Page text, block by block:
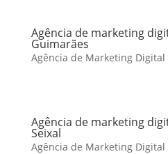
Agência de marketing
Guimarães
Agência de Marketing Digital
Agência de marketing
Seixal
Agência de Marketing Digital